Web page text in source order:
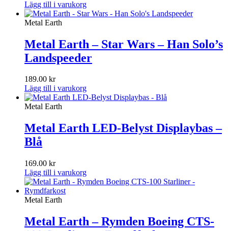
Lägg till i varukorg
Metal Earth
Metal Earth – Star Wars – Han Solo’s
Landspeeder
189.00 kr
Lägg till i varukorg
Metal Earth
Metal Earth LED-Belyst Displaybas –
Blå
169.00 kr
Lägg till i varukorg
Metal Earth
Metal Earth – Rymden Boeing CTS-